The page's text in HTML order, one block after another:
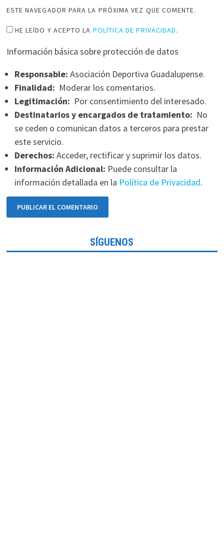
ESTE NAVEGADOR PARA LA PRÓXIMA VEZ QUE COMENTE.
HE LEÍDO Y ACEPTO LA POLÍTICA DE PRIVACIDAD.
Información básica sobre protección de datos
Responsable: Asociación Deportiva Guadalupense.
Finalidad: Moderar los comentarios.
Legitimación: Por consentimiento del interesado.
Destinatarios y encargados de tratamiento: No
se ceden o comunican datos a terceros para prestar
este servicio.
Derechos: Acceder, rectificar y suprimir los datos.
Información Adicional: Puede consultar la
información detallada en la Política de Privacidad.
SÍGUENOS